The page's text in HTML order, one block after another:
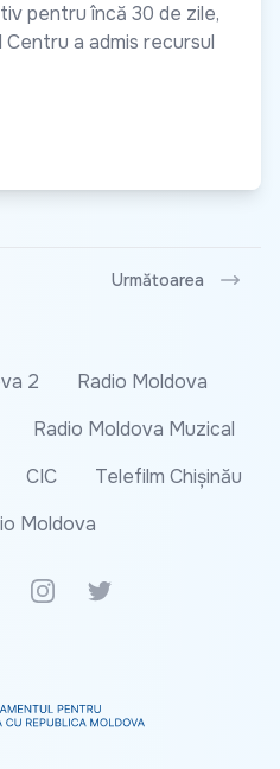
pentru încă 30 de zile,
a admis recursul
Următoarea
2
Radio Moldova
Radio Moldova Muzical
CIC
Telefilm Chișinău
Moldova
InstagramTwitter